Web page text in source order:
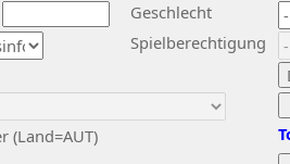
Geschlecht
(Land=AUT)
Spielberechtigung